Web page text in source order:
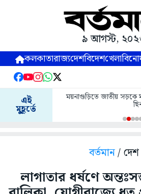
৯ আগস্ট,
কলকাতারাজ্যদেশবিদেশখেলা
এই
মুহূর্তে
ময়নাগুড়িতে জাতীয় সড়কে
বর্তমান/ দেশ
লাগাতার ধর্ষণে